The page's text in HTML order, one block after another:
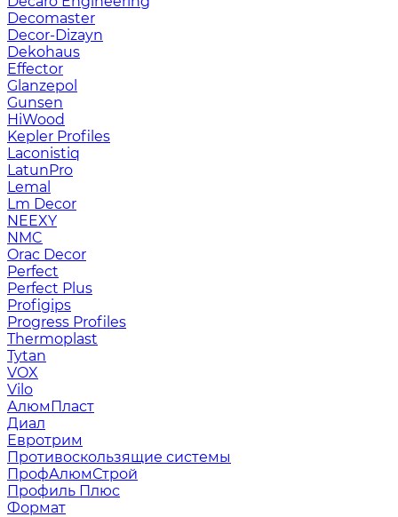
Decomaster
Decor-Dizayn
Dekohaus
Effector
Glanzepol
Gunsen
HiWood
Kepler Profiles
Laconistiq
LatunPro
Lemal
Lm Decor
NEEXY
NMC
Orac Decor
Perfect
Perfect Plus
Profigips
Progress Profiles
Thermoplast
Tytan
VOX
Vilo
АлюмПласт
Диал
Евротрим
Противоскользящие системы
ПрофАлюмСтрой
Профиль Плюс
Формат